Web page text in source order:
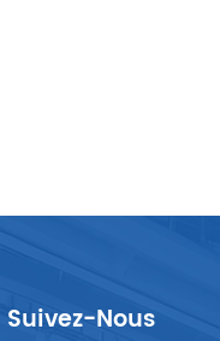
Suivez-Nous